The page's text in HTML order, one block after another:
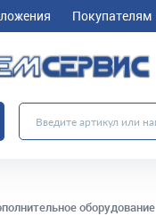
Покупателям
оборудование